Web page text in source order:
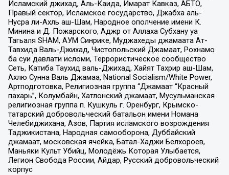
Исламский джихад, Аль-Каида, Имарат Кавказ, АБТО,
Правый сектор, Исламское государство, Джабха аль-
Нусра ли-Ахль аш-Шам, Народное ополчение имени К.
Минина и Д. Пожарского, Аджр от Аллаха Субхану уа
Тагьаля SHAM, АУМ Синрике, Муджахеды джамаата Ат-
Тавхида Валь-Джихад, Чистопольский Джамаат, Рохнамо
ба суи давлати исломи, Террористическое сообщество
Сеть, Катиба Таухид валь-Джихад, Хайят Тахрир аш-Шам,
Ахлю Сунна Валь Джамаа, National Socialism/White Power,
Артподготовка, Религиозная группа “Джамаат “Красный
пахарь”, Колумбайн, Хатлонский джамаат, Мусульманская
религиозная группа п. Кушкуль г. Оренбург, Крымско-
татарский добровольческий батальон имени Номана
Челебиджихана, Азов, Партия исламского возрождения
Таджикистана, Народная самооборона, Дуббайский
джамаат, московская ячейка, Батал-Хаджи Белхороев,
Маньяки Культ Убийц, Молодёжь Которая Улыбается,
Легион Свобода России, Айдар, Русский добровольческий
корпус